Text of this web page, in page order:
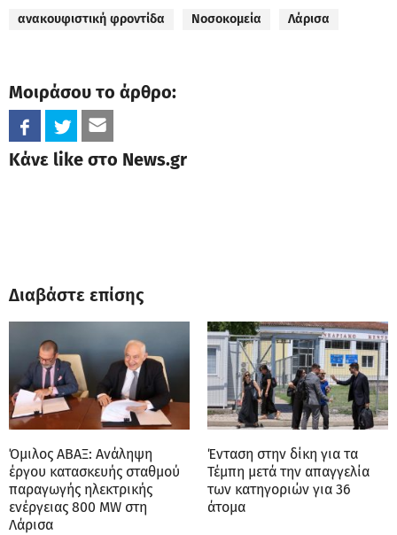
ανακουφιστική φροντίδα Νοσοκομεία Λάρισα
Μοιράσου το άρθρο:
Κάνε like στο News.gr
Διαβάστε επίσης
Όμιλος ΑΒΑΞ: Ανάληψη
έργου κατασκευής σταθμού
παραγωγής ηλεκτρικής
ενέργειας 800 ΜW στη
Λάρισα
Ένταση στην δίκη για τα
Τέμπη μετά την απαγγελία
των κατηγοριών για 36
άτομα